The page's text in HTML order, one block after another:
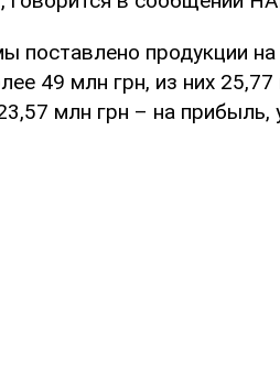
поставлено продукции
49 млн грн, из них 25,77
млн грн – на прибыль,